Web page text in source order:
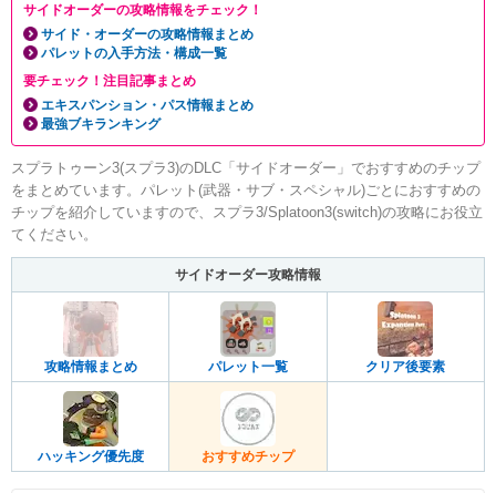
サイドオーダーの攻略情報をチェック！
サイド・オーダーの攻略情報まとめ
パレットの入手方法・構成一覧
要チェック！注目記事まとめ
エキスパンション・パス情報まとめ
最強ブキランキング
スプラトゥーン3(スプラ3)のDLC「サイドオーダー」でおすすめのチップ
をまとめています。パレット(武器・サブ・スペシャル)ごとにおすすめの
チップを紹介していますので、スプラ3/Splatoon3(switch)の攻略にお役立
てください。
サイドオーダー攻略情報
攻略情報まとめ パレット一覧 クリア後要素
ハッキング優先度 おすすめチップ